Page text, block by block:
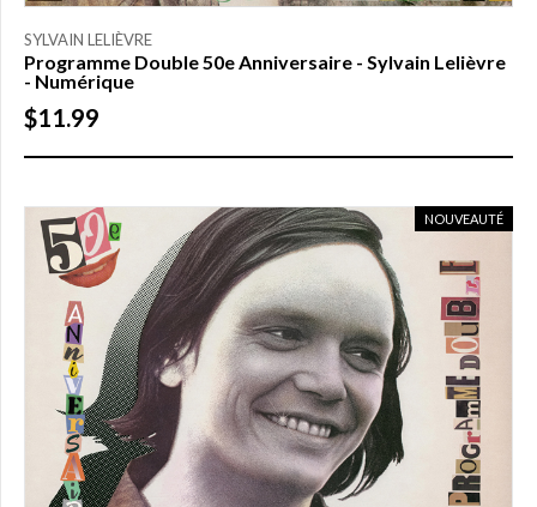
150,00
$(1)
$ à
$(0)
Plus
de
200,00
$(0)
SYLVAIN LELIÈVRE
Programme Double 50e Anniversaire - Sylvain Lelièvre
- Numérique
$11.99
NOUVEAUTÉ